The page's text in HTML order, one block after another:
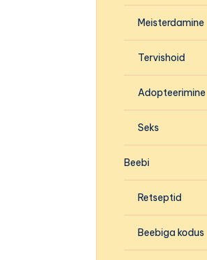
Meisterdamine
Tervishoid
Adopteerimine
Seks
Beebi
Retseptid
Beebiga kodus